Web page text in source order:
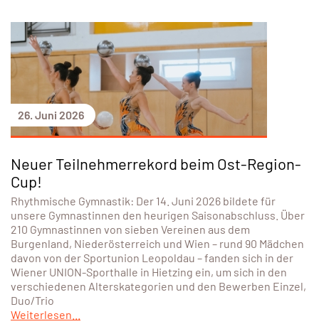
26. Juni 2026
Neuer Teilnehmerrekord beim Ost-Region-
Cup!
Rhythmische Gymnastik: Der 14. Juni 2026 bildete für
unsere Gymnastinnen den heurigen Saisonabschluss. Über
210 Gymnastinnen von sieben Vereinen aus dem
Burgenland, Niederösterreich und Wien – rund 90 Mädchen
davon von der Sportunion Leopoldau – fanden sich in der
Wiener UNION-Sporthalle in Hietzing ein, um sich in den
verschiedenen Alterskategorien und den Bewerben Einzel,
Duo/Trio
Weiterlesen...